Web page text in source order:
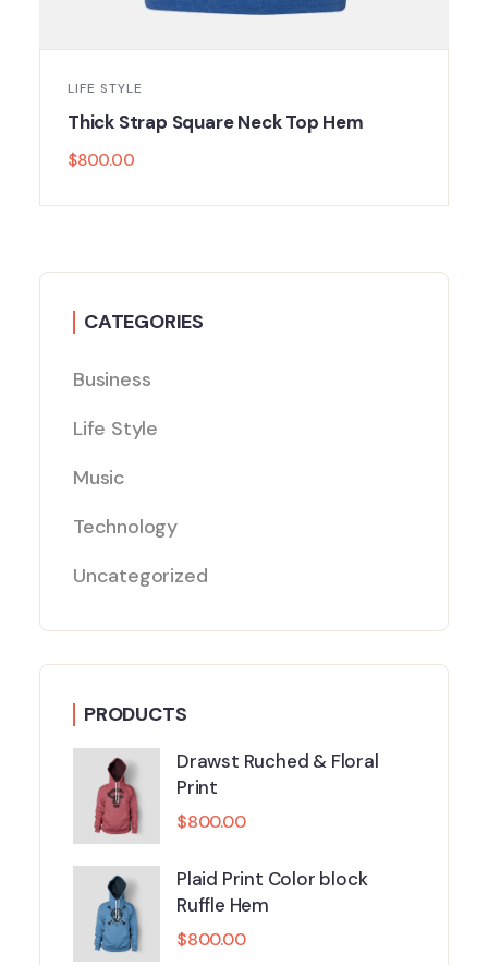
LIFE STYLE
Thick Strap Square Neck Top Hem
$800.00
CATEGORIES
Business
Life Style
Music
Technology
Uncategorized
PRODUCTS
Drawst Ruched & Floral
Print
$800.00
Plaid Print Color block
Ruffle Hem
$800.00